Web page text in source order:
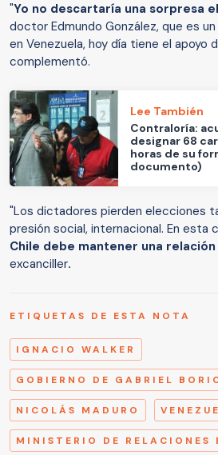
"Yo no descartaría una sorpresa
doctor Edmundo González, que es
en Venezuela, hoy día tiene el apoyo
complementó.
Lee También
Contraloría:
designar 68
horas de su
documento)
"Los dictadores pierden elecciones
presión social, internacional. En esta
Chile debe mantener una
excanciller.
ETIQUETAS DE ESTA NOTA
IGNACIO WALKER
GOBIERNO DE GABRIEL
NICOLÁS MADURO
MINISTERIO DE RELACIONES